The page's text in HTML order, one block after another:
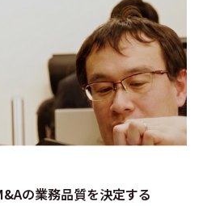
の業務品質を決定する